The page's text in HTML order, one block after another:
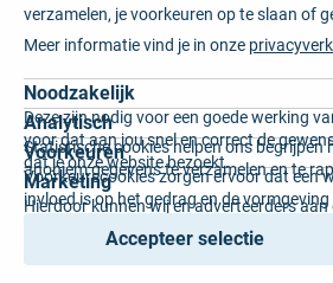
verzamelen, je voorkeuren op te slaan of
Meer informatie vind je in onze
Noodzakelijk
Deze zijn nodig voor een goede werking
voor dat aan jou snel en correct de
dat je onze website bezoekt.
Analytisch
Statistische cookies helpen ons begrijpen
anoniem gegevens te verzamelen en te
Voorkeuren
Voorkeurscookies zorgen ervoor dat een
invloed is op het gedrag en de
Marketing
Hierdoor kunnen wij en adverteerders
gepersonaliseerde online advertenties
Accepteer selectie